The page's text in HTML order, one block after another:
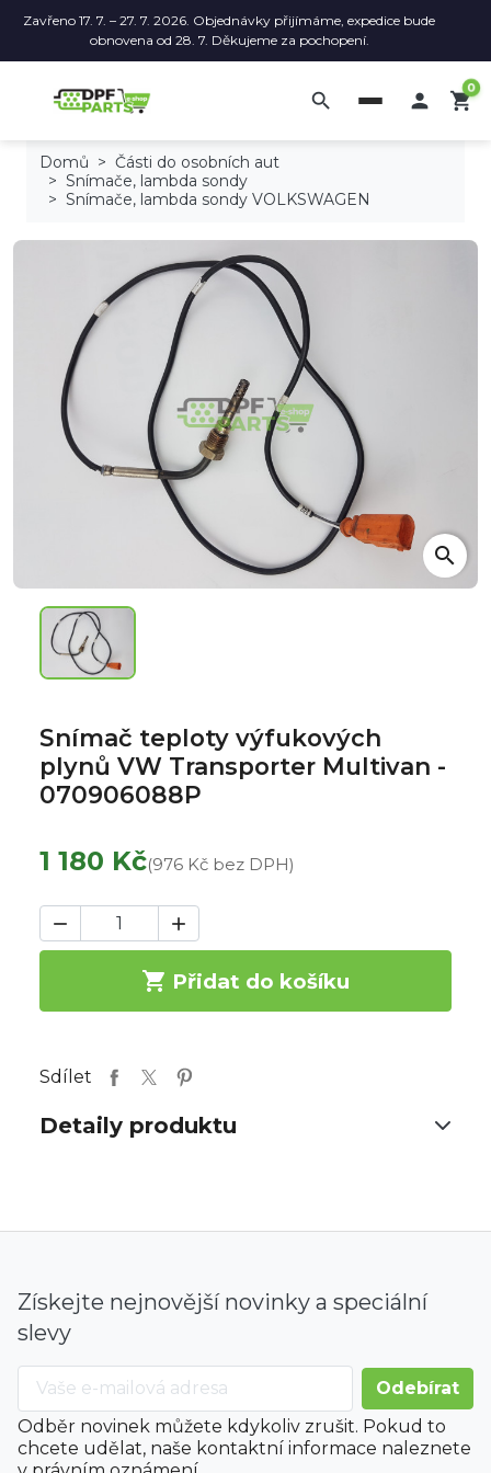
Zavřeno 17. 7. – 27. 7. 2026. Objednávky přijímáme, expedice bude
obnovena od 28. 7. Děkujeme za pochopení.
search  shopping_cart
0
Domů
Části do osobních aut
Snímače, lambda sondy
Snímače, lambda sondy VOLKSWAGEN
search
Snímač teploty výfukových
plynů VW Transporter Multivan -
070906088P
1 180 Kč(976 Kč bez DPH)
 
 Přidat do košíku
Sdílet
Detaily produktu
Získejte nejnovější novinky a speciální
slevy
Odběr novinek můžete kdykoliv zrušit. Pokud to
chcete udělat, naše kontaktní informace naleznete